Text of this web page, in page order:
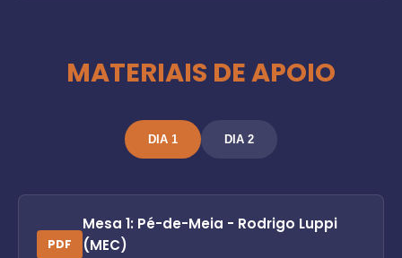
MATERIAIS DE APOIO
DIA 1 DIA 2
PDF
Mesa 1: Pé-de-Meia - Rodrigo Luppi
(MEC)